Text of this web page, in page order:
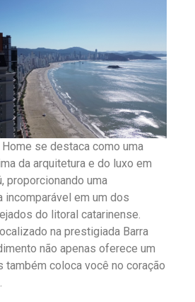
se destaca como uma
da arquitetura e do luxo em
proporcionando uma
incomparável em um dos
do litoral catarinense.
na prestigiada Barra
não apenas oferece um
também coloca você no coração